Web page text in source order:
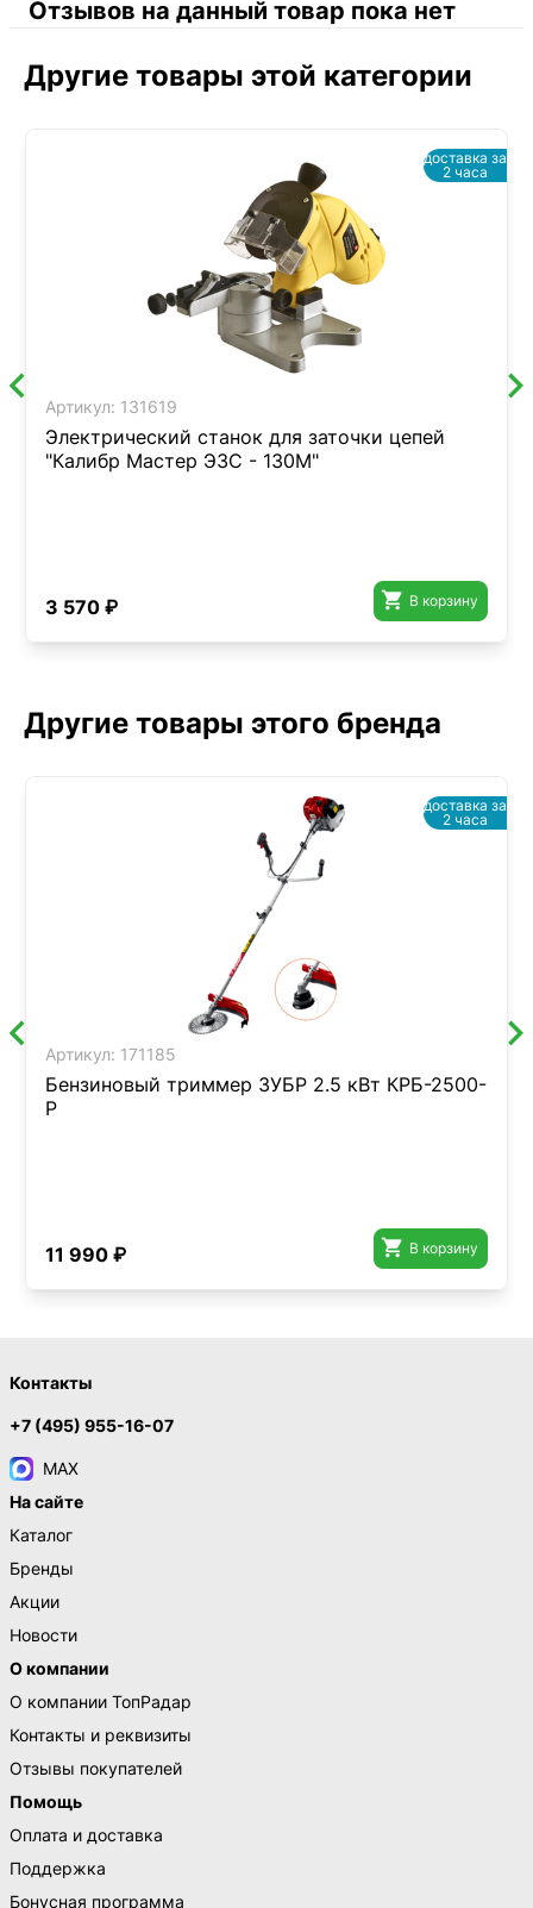
Отзывов на данный товар пока нет
Другие товары этой категории
Артикул: 131619
Электрический станок для заточки цепей
"Калибр Мастер ЭЗС - 130М"
3 570 ₽  В корзину
доставка за
2 часа
Другие товары этого бренда
Артикул: 171185
Бензиновый триммер ЗУБР 2.5 кВт КРБ-2500-
Р
11 990 ₽  В корзину
доставка за
2 часа
Контакты
+7 (495) 955-16-07
MAX
На сайте
Каталог
Бренды
Акции
Новости
О компании
О компании ТопРадар
Контакты и реквизиты
Отзывы покупателей
Помощь
Оплата и доставка
Поддержка
Бонусная программа